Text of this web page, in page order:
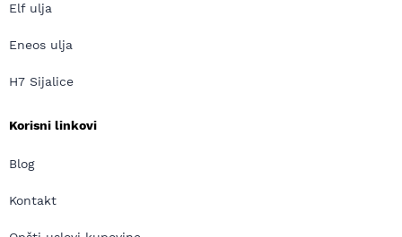
Elf ulja
Eneos ulja
H7 Sijalice
Korisni linkovi
Blog
Kontakt